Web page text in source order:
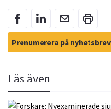
Prenumerera på nyhetsbrev
Läs även